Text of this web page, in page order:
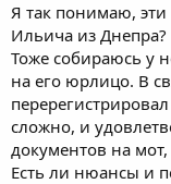
Я так понимаю,
Ильича из Днепра?
Тоже собираюсь у
на его юрлицо. В
сложно, и
документов на
Есть ли нюансы и